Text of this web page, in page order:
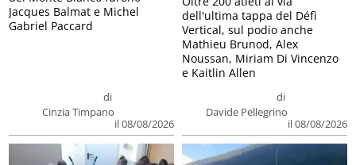
di
Cinzia Timpano
il 08/08/2026
Jacques Balmat e Michel
Gabriel Paccard
di
Davide Pellegrino
il 08/08/2026
dell'ultima tappa del Défì
Vertical, sul podio anche
Mathieu Brunod, Alex
Noussan, Miriam Di Vincenzo
e Kaitlin Allen